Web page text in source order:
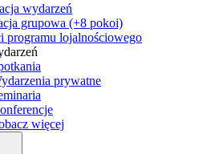
wydarzeń
grupowa (+8 pokoi)
programu lojalnościowego
prywatne
więcej